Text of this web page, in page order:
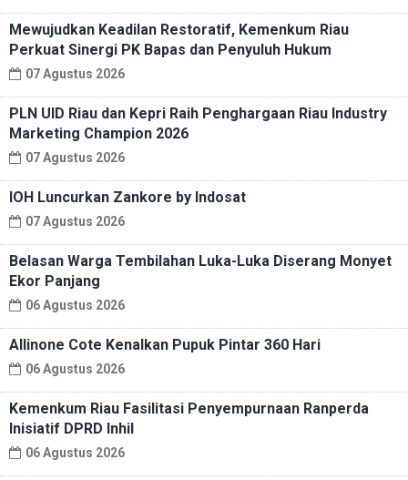
Mewujudkan Keadilan Restoratif, Kemenkum Riau
Perkuat Sinergi PK Bapas dan Penyuluh Hukum
07 Agustus 2026
PLN UID Riau dan Kepri Raih Penghargaan Riau Industry
Marketing Champion 2026
07 Agustus 2026
IOH Luncurkan Zankore by Indosat
07 Agustus 2026
Belasan Warga Tembilahan Luka-Luka Diserang Monyet
Ekor Panjang
06 Agustus 2026
Allinone Cote Kenalkan Pupuk Pintar 360 Hari
06 Agustus 2026
Kemenkum Riau Fasilitasi Penyempurnaan Ranperda
Inisiatif DPRD Inhil
06 Agustus 2026